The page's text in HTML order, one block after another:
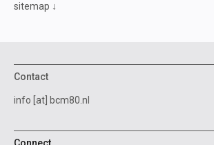
sitemap
Contact
info [at] bcm80.nl